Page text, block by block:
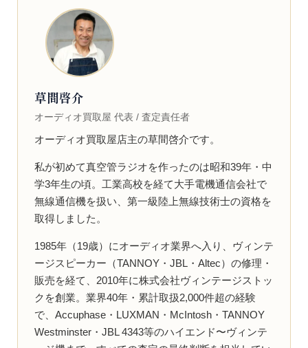
草間啓介
オーディオ買取屋 代表 / 査定責任者
オーディオ買取屋店主の草間啓介です。
私が初めて真空管ラジオを作ったのは昭和39年・中
学3年生の頃。工業高校を経て大手電機通信会社で
無線通信機を扱い、第一級陸上無線技術士の資格を
取得しました。
1985年（19歳）にオーディオ業界へ入り、ヴィンテ
ージスピーカー（TANNOY・JBL・Altec）の修理・
販売を経て、2010年に株式会社ヴィンテージストッ
クを創業。業界40年・累計取扱2,000件超の経験
で、Accuphase・LUXMAN・McIntosh・TANNOY
Westminster・JBL 4343等のハイエンド〜ヴィンテ